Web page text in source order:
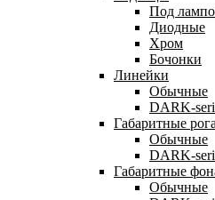
Под
Диодные
Хром
Бочонки
Линейки
Обычные
DARK-
Габаритные рога
Обычные
DARK-
Габаритные
Обычные